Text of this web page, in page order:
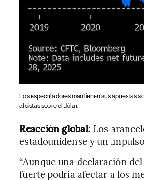
Los especuladores mantienen sus apuestas
alcistas sobre el dólar.
Reacción global: Los
estadounidense y un
“Aunque una declaración
fuerte podría afectar a los